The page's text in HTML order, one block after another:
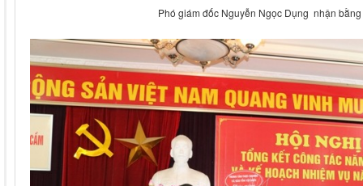
Phó giám đốc Nguyễn Ngọc Dụng nhận